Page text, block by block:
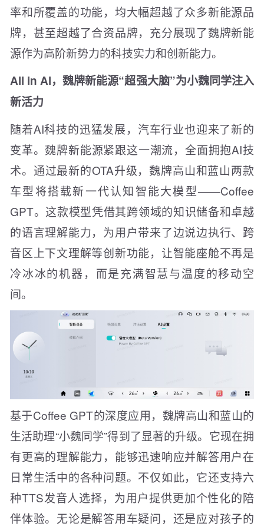
率和所覆盖的功能，均大幅超越了众多新能源品
牌，甚至超越了合资品牌，充分展现了魏牌新能
源作为高阶新势力的科技实力和创新能力。
All in Al，魏牌新能源“超强大脑”为小魏同学注入
新活力
随着AI科技的迅猛发展，汽车行业也迎来了新的
变革。魏牌新能源紧跟这一潮流，全面拥抱AI技
术。通过最新的OTA升级，魏牌高山和蓝山两款
车型将搭载新一代认知智能大模型——Coffee
GPT。这款模型凭借其跨领域的知识储备和卓越
的语言理解能力，为用户带来了边说边执行、跨
音区上下文理解等创新功能，让智能座舱不再是
冷冰冰的机器，而是充满智慧与温度的移动空
间。
基于Coffee GPT的深度应用，魏牌高山和蓝山的
生活助理“小魏同学”得到了显著的升级。它现在拥
有更高的理解能力，能够迅速响应并解答用户在
日常生活中的各种问题。不仅如此，它还支持六
种TTS发音人选择，为用户提供更加个性化的陪
伴体验。无论是解答用车疑问，还是应对孩子的